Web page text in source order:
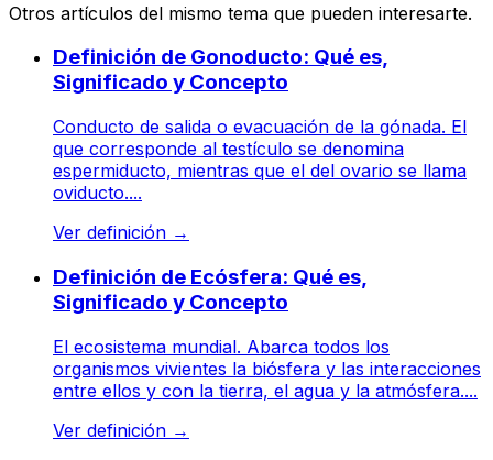
Otros artículos del mismo tema que pueden interesarte.
Definición de Gonoducto: Qué es,
Significado y Concepto
Conducto de salida o evacuación de la gónada. El
que corresponde al testículo se denomina
espermiducto, mientras que el del ovario se llama
oviducto....
Ver definición →
Definición de Ecósfera: Qué es,
Significado y Concepto
El ecosistema mundial. Abarca todos los
organismos vivientes la biósfera y las interacciones
entre ellos y con la tierra, el agua y la atmósfera....
Ver definición →